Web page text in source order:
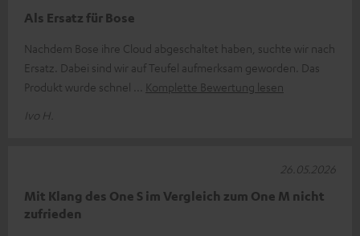
Als Ersatz für Bose
Nachdem Bose ihre Cloud abgeschaltet haben, suchte wir nach
Ersatz. Dabei sind wir auf Teufel aufmerksam geworden. Das
Produkt wurde schnel
Komplette Bewertung lesen
Ivo H.
Mit Klang des One S im Vergleich zum One M nicht
zufrieden
26.05.2026